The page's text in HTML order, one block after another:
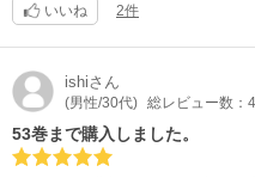
いいね 2件
ishiさん
(男性/30代) 総レビュー数：
53巻まで購入しました。